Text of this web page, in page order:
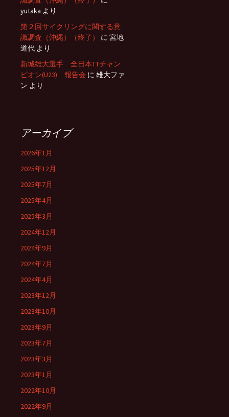
yutaka より
第２回サイクリングに関する意
識調査（沖縄）（終了）
に 宮地
道代 より
新城雄大選手 全日本TTチャン
ピオン(U23) 報告会 に 雄大ファ
ン より
アーカイブ
2026年1月
2025年12月
2025年7月
2025年4月
2025年3月
2024年12月
2024年9月
2024年7月
2024年4月
2023年12月
2023年10月
2023年9月
2023年7月
2023年3月
2023年1月
2022年10月
2022年9月